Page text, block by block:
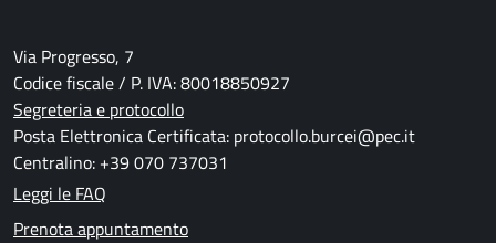
Via Progresso, 7
Codice fiscale / P. IVA: 80018850927
Segreteria e protocollo
Posta Elettronica Certificata: protocollo.burcei@pec.it
Centralino: +39 070 737031
Leggi le FAQ
Prenota appuntamento